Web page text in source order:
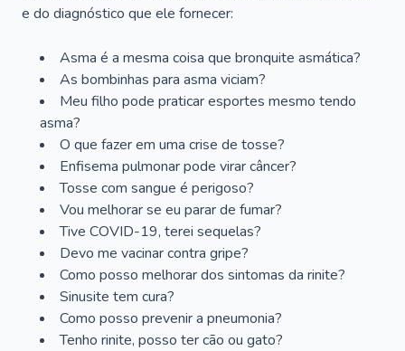
e do diagnóstico que ele fornecer:
Asma é a mesma coisa que bronquite asmática?
As bombinhas para asma viciam?
Meu filho pode praticar esportes mesmo tendo
asma?
O que fazer em uma crise de tosse?
Enfisema pulmonar pode virar câncer?
Tosse com sangue é perigoso?
Vou melhorar se eu parar de fumar?
Tive COVID-19, terei sequelas?
Devo me vacinar contra gripe?
Como posso melhorar dos sintomas da rinite?
Sinusite tem cura?
Como posso prevenir a pneumonia?
Tenho rinite, posso ter cão ou gato?